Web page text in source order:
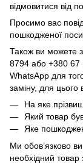
відмовитися від
Просимо вас
пошкодженої
Також ви можете
8794 або +380 67
WhatsApp для
заміну, для цього
На яке
Який товар
Яке
Ми обов’язково
необхідний товар